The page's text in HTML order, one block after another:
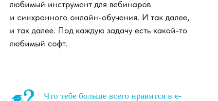
любимый инструмент для вебинаров
и синхронного онлайн-обучения. И так далее,
и так далее. Под каждую задачу есть какой-то
любимый софт.
Что тебе больше всего нравится в e-